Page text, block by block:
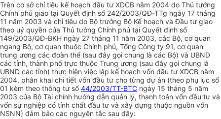
Trên cơ sở chỉ tiêu kế hoạch đầu tư XDCB năm 2004 do Thủ tướng
Chính phủ giao tại Quyết định số 242/2003/QĐ-TTg ngày 17 tháng
11 năm 2003 và chỉ tiêu do Bộ trưởng Bộ Kế hoạch và Đầu tư giao
theo uỷ quyền của Thủ tướng Chính phủ tại Quyết định số
149/2003/QĐ-BKH ngày 27 tháng 11 năm 2003, các Bộ, cơ quan
ngang Bộ, cơ quan thuộc Chính phủ, Tổng Công ty 91, cơ quan
trung ương các đoàn thể (sau đây gọi chung là các Bộ) và UBND
các tỉnh, thành phố trực thuộc Trung ương (sau đây gọi chung là
UBND các tỉnh) thực hiện việc lập kế hoạch vốn đầu tư XDCB năm
2004, phân khai chi tiết vốn đầu tư cho từng dự án (theo phụ lục số
01 kèm theo thông tư số44/2003/TT-BTC ngày 15 tháng 5 năm
2003 của Bộ Tài chính hướng dẫn quản lý, thanh toán vốn đầu tư và
vốn sự nghiệp có tính chất đầu tư và xây dựng thuộc nguồn vốn
NSNN) đảm bảo các nguyên tắc sau đây: